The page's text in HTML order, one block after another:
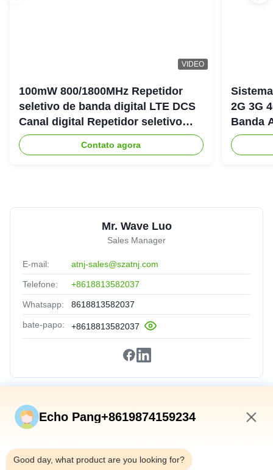
VIDEO
100mW 800/1800MHz Repetidor
seletivo de banda digital LTE DCS
Canal digital Repetidor seletivo
Bda Pico
Contato agora
2G 3G
Banda
Mr. Wave Luo
Sales Manager
E-mail: atnj-sales@szatnj.com
Telefone: +8618813582037
Whatsapp: 8618813582037
bate-papo: +8618813582037
Relações Rápidas
Produtos
Sobre Nós
Echo Pang+8619874159234
Good day, what product are you looking for?